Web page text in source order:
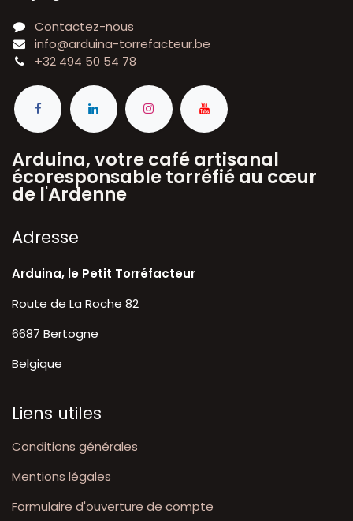
Contactez-nous
info@arduina-torrefacteur.be
+32 494 50 54 78
Arduina, votre café artisanal
écoresponsable torréfié au cœur
de l'Ardenne
A​dresse
Arduina, le Petit Torréfacteur
Route de La Roche 82
6687 Bertogne
Belgique
Liens utiles
Conditions générales
Mentions légales
Formulaire d'ouverture de compte